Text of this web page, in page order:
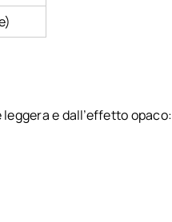
e dall’effetto opaco: